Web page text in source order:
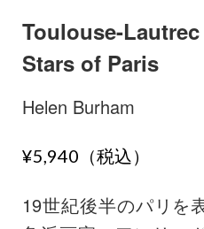
Toulouse-
Stars of Paris
Helen Burham
¥5,940（税込）
19世紀後半のパリを